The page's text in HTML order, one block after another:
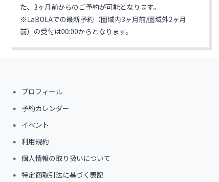
た、3ヶ月前からのご予約が可能となります。
※LaBOLAでの最新予約（圏域内3ヶ月前/圏域外2ヶ月
前）の受付は00:00からとなります。
プロフィール
予約カレンダー
イベント
利用規約
個人情報の取り扱いについて
特定商取引法に基づく表記